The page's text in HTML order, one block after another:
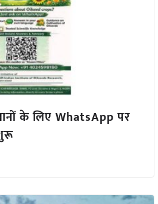
के लिए WhatsApp पर